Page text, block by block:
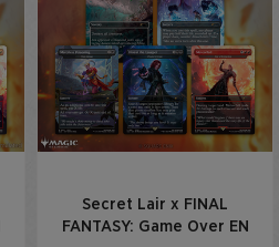
Secret Lair x FINAL
FANTASY: Game Over EN